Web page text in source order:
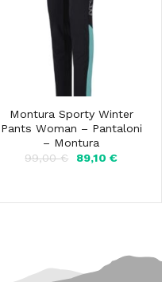
Montura Sporty Winter
Pants Woman – Pantaloni
– Montura
99,00€
Il
99,00 €.
89,10 €Il
89,10 €.